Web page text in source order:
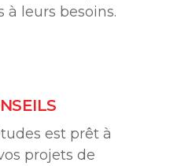
à leurs besoins.
est prêt à
projets de